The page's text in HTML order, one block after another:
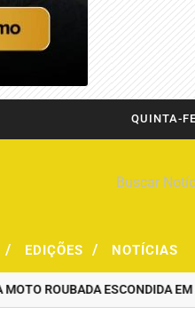
QUINTA-
/ EDIÇÕES / NOTÍCIAS
ESCONDIDA EM